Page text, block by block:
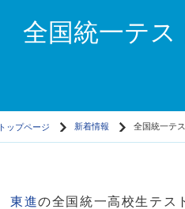
全国統一テス
トップページ 新着情報 全国統一テ
東進の全国統一高校生テス